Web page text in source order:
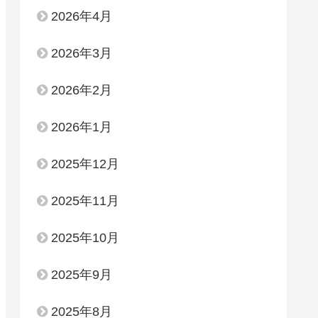
2026年4月
2026年3月
2026年2月
2026年1月
2025年12月
2025年11月
2025年10月
2025年9月
2025年8月